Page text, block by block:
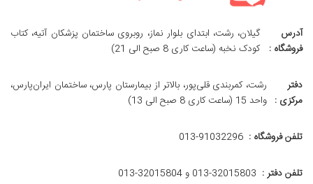
آدرس
فروشگاه :
گیلان، رشت، ابتدای بلوار نماز، روبروی ساختمان پزشکان آتیه، کتاب
کودک نخبه (ساعت کاری 8 صبح الی 21)
دفتر
مرکزی :
رشت، کمربندی قلی‌پور، بالاتر از بیمارستان پارس، ساختمان ایران‌پارس،
واحد 15 (ساعت کاری 8 صبح الی 13)
تلفن فروشگاه : 013-91032296
تلفن دفتر : 013-32015803 و 32015804-013